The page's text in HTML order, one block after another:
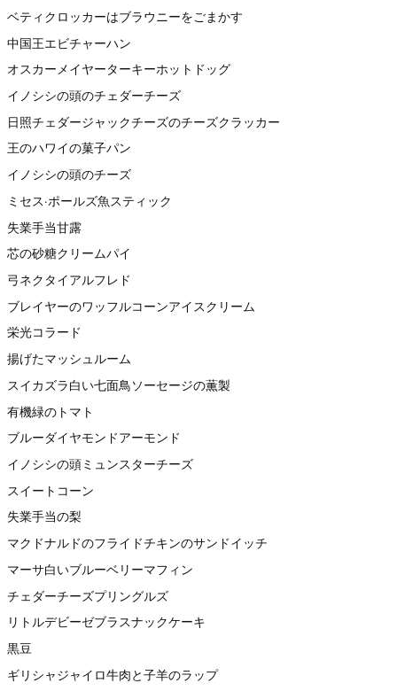
ベティクロッカーはブラウニーをごまかす
中国王エビチャーハン
オスカーメイヤーターキーホットドッグ
イノシシの頭のチェダーチーズ
日照チェダージャックチーズのチーズクラッカー
王のハワイの菓子パン
イノシシの頭のチーズ
ミセス·ポールズ魚スティック
失業手当甘露
芯の砂糖クリームパイ
弓ネクタイアルフレド
ブレイヤーのワッフルコーンアイスクリーム
栄光コラード
揚げたマッシュルーム
スイカズラ白い七面鳥ソーセージの薫製
有機緑のトマト
ブルーダイヤモンドアーモンド
イノシシの頭ミュンスターチーズ
スイートコーン
失業手当の梨
マクドナルドのフライドチキンのサンドイッチ
マーサ白いブルーベリーマフィン
チェダーチーズプリングルズ
リトルデビーゼブラスナックケーキ
黒豆
ギリシャジャイロ牛肉と子羊のラップ